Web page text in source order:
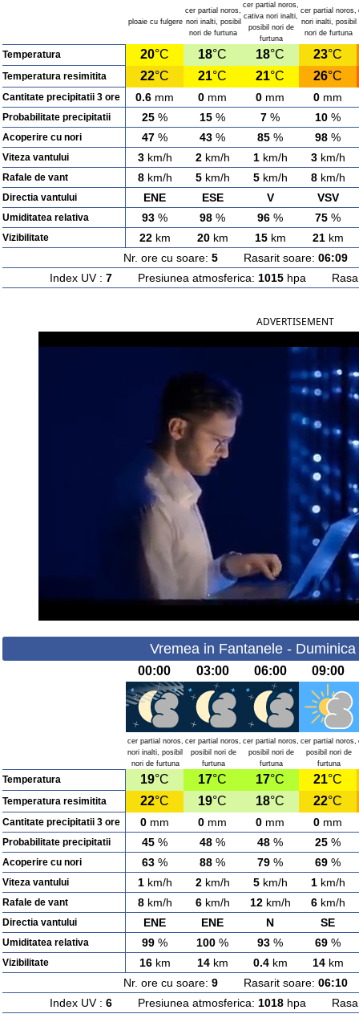
ploaie cu fulgere
cer partial noros,
nori inalti, posibil
nori de furtuna
cer partial noros,
cativa nori inalti,
posibil nori de
furtuna
cer partial noros,
nori inalti, posibil
nori de furtuna
Temperatura 20°C 18°C 18°C 23°C
Temperatura resimitita 22°C 21°C 21°C 26°C
Cantitate precipitatii 3 ore 0.6 mm 0 mm 0 mm 0 mm
Probabilitate precipitatii 25 % 15 % 7 % 10 %
Acoperire cu nori 47 % 43 % 85 % 98 %
Viteza vantului 3km/h 2km/h 1km/h 3km/h
Rafale de vant 8km/h 5km/h 5km/h 8km/h
Directia vantului ENE ESE V VSV
Umiditatea relativa 93 % 98 % 96 % 75 %
Vizibilitate 22km 20km 15km 21km
Nr. ore cu soare: 5Rasarit soare: 06:09
Index UV : 7Presiunea atmosferica: 1015hpa
ADVERTISEMENT
Vremea in Fantanele -
00:00 03:00 06:00 09:00
cer partial noros,
nori inalti, posibil
nori de furtuna
cer partial noros,
posibil nori de
furtuna
cer partial noros,
posibil nori de
furtuna
cer partial noros,
posibil nori de
furtuna
Temperatura 19°C 17°C 17°C 21°C
Temperatura resimitita 22°C 19°C 18°C 22°C
Cantitate precipitatii 3 ore 0 mm 0 mm 0 mm 0 mm
Probabilitate precipitatii 45 % 48 % 48 % 25 %
Acoperire cu nori 63 % 88 % 79 % 69 %
Viteza vantului 1km/h 2km/h 5km/h 1km/h
Rafale de vant 8km/h 6km/h 12km/h 6km/h
Directia vantului ENE ENE N SE
Umiditatea relativa 99 % 100 % 93 % 69 %
Vizibilitate 16km 14km 0.4km 14km
Nr. ore cu soare: 9Rasarit soare: 06:10
Index UV : 6Presiunea atmosferica: 1018hpa